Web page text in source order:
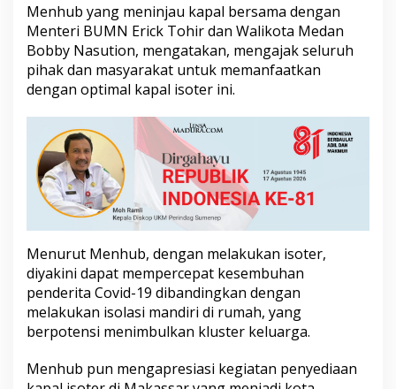
B
e
r
s
a
m
M
r
i
U
M
N
i
n
a
u
Menhub yang meninjau kapal bersama dengan
Menteri BUMN Erick Tohir dan Walikota Medan
Bobby Nasution, mengatakan, mengajak seluruh
pihak dan masyarakat untuk memanfaatkan
dengan optimal kapal isoter ini.
Menurut Menhub, dengan melakukan isoter,
diyakini dapat mempercepat kesembuhan
penderita Covid-19 dibandingkan dengan
melakukan isolasi mandiri di rumah, yang
berpotensi menimbulkan kluster keluarga.
Menhub pun mengapresiasi kegiatan penyediaan